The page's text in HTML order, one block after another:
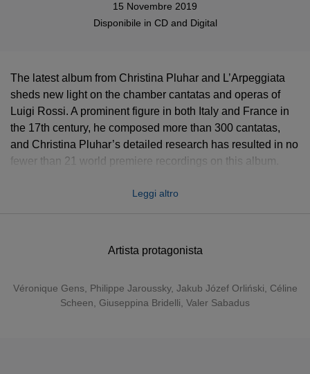
15 Novembre 2019
Disponibile in CDand Digital
Artista protagonista
Véronique Gens, Philippe Jaroussky, Jakub Józef Orliński , Céline
Scheen, Giuseppina Bridelli, Valer Sabadus
The latest album from Christina Pluhar and L’Arpeggiata
sheds new light on the chamber cantatas and operas of
Luigi Rossi. A prominent figure in both Italy and France in
the 17th century, he composed more than 300 cantatas,
and Christina Pluhar’s detailed research has resulted in no
fewer than 21 world premiere recordings on this album.
versatile,” she says, “often shifting from intense recitative to
sopranos Véronique Gens and Céline Scheen, mezzo-
The complimentary booklet including all original sung texts
Leggi altro